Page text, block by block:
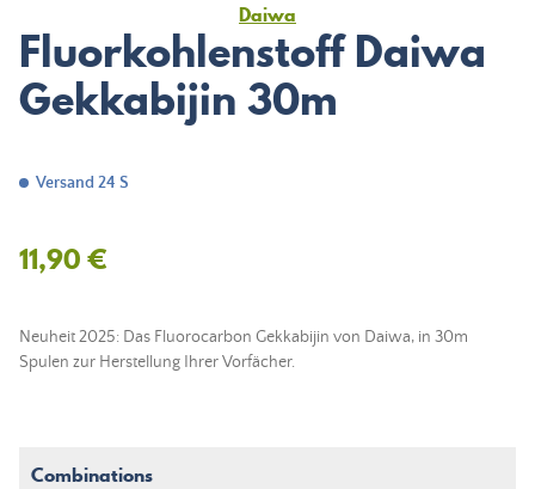
Daiwa
Fluorkohlenstoff Daiwa
Gekkabijin 30m
Versand 24 S
11,90 €
Neuheit 2025: Das Fluorocarbon Gekkabijin von Daiwa, in 30m
Spulen zur Herstellung Ihrer Vorfächer.
Combinations